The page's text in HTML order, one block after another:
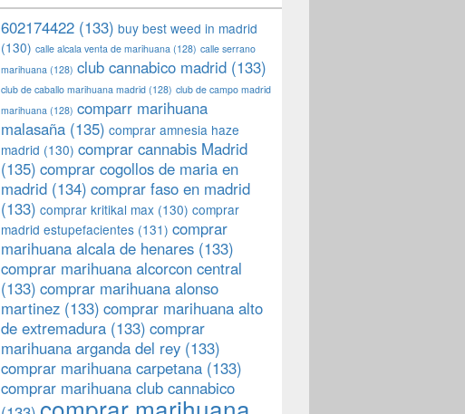
602174422 (133) buy best weed in madrid
(130) calle alcala venta de marihuana (128) calle serrano
marihuana (128) club cannabico madrid (133)
club de caballo marihuana madrid (128) club de campo madrid
marihuana (128) comparr marihuana
malasaña (135) comprar amnesia haze
madrid (130) comprar cannabis Madrid
(135) comprar cogollos de maria en
madrid (134) comprar faso en madrid
(133) comprar kritikal max (130) comprar
madrid estupefacientes (131) comprar
marihuana alcala de henares (133)
comprar marihuana alcorcon central
(133) comprar marihuana alonso
martinez (133) comprar marihuana alto
de extremadura (133) comprar
marihuana arganda del rey (133)
comprar marihuana carpetana (133)
comprar marihuana club cannabico